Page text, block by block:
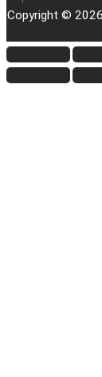
Copyright © 2026